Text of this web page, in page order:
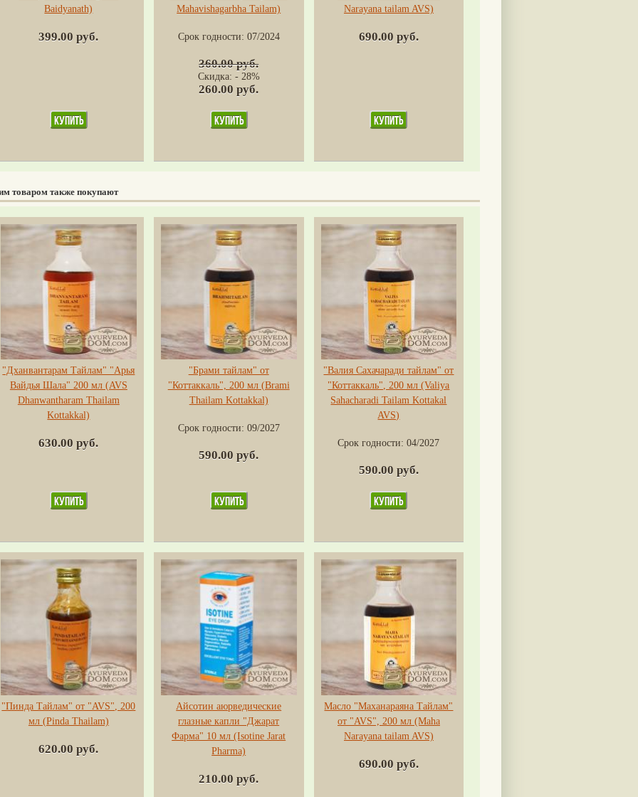
Baidyanath)
399.00 руб.
Mahavishagarbha Tailam)
Срок годности: 07/2024
360.00 руб.
Скидка: - 28%
260.00 руб.
Narayana tailam AVS)
690.00 руб.
товаром также покупают
"Дханвантарам Тайлам" "Арья
Вайдья Шала" 200 мл (AVS
Dhanwantharam Thailam
Kottakkal)
630.00 руб.
"Брами тайлам" от
"Коттаккаль", 200 мл (Brami
Thailam Kottakkal)
Срок годности: 09/2027
590.00 руб.
"Валия Сахачаради тайлам" от
"Коттаккаль", 200 мл (Valiya
Sahacharadi Tailam Kottakal
AVS)
Срок годности:04/2027
590.00 руб.
"Пинда Тайлам" от "AVS", 200
мл (Pinda Thailam)
620.00 руб.
Айсотин аюрведические
глазные капли "Джарат
Фарма" 10 мл (Isotine Jarat
Pharma)
210.00 руб.
Масло "Маханараяна Тайлам"
от "AVS", 200 мл (Maha
Narayana tailam AVS)
690.00 руб.